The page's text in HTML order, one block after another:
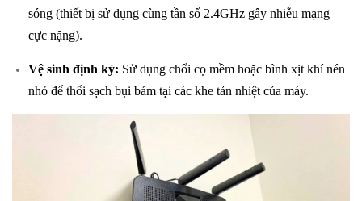
sóng (thiết bị sử dụng cùng tần số 2.4GHz gây nhiễu mạng
cực nặng).
Vệ sinh định kỳ: Sử dụng chổi cọ mềm hoặc bình xịt khí nén
nhỏ để thổi sạch bụi bám tại các khe tản nhiệt của máy.